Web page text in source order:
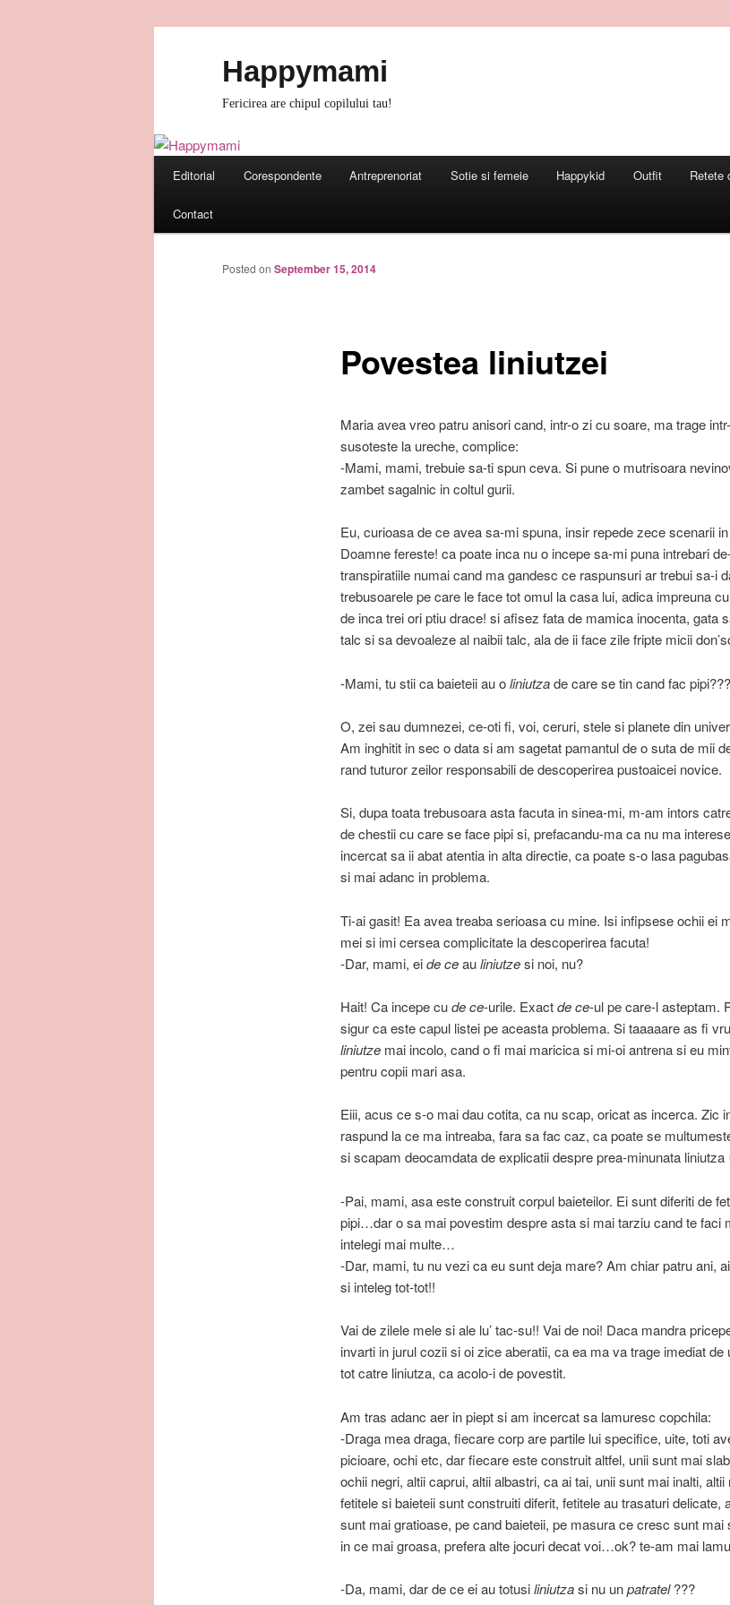
Happymami
Fericirea are chipul copilului tau!
Editorial Corespondente Antreprenoriat Sotie si femeie Happykid Outfit Retete
Contact
Povestea liniutzei
Posted on September 15, 2014
Maria avea vreo patru anisori cand, intr-o zi cu soare, ma trage
susoteste la ureche, complice:
-Mami, mami, trebuie sa-ti spun ceva. Si pune o mutrisoara
zambet sagalnic in coltul gurii.
Eu, curioasa de ce avea sa-mi spuna, insir repede zece scenarii
Doamne fereste! ca poate inca nu o incepe sa-mi puna intrebari
transpiratiile numai cand ma gandesc ce raspunsuri ar trebui sa-i
trebusoarele pe care le face tot omul la casa lui, adica impreuna
de inca trei ori ptiu drace! si afisez fata de mamica inocenta, gata
talc si sa devoaleze al naibii talc, ala de ii face zile fripte micii
-Mami, tu stii ca baieteii au oliniutzade care se tin cand fac pipi???
O, zei sau dumnezei, ce-oti fi, voi, ceruri, stele si planete din
Am inghitit in sec o data si am sagetat pamantul de o suta de mii
rand tuturor zeilor responsabili de descoperirea pustoaicei novice.
Si, dupa toata trebusoara asta facuta in sinea-mi, m-am intors
de chestii cu care se face pipi si, prefacandu-ma ca nu ma
incercat sa ii abat atentia in alta directie, ca poate s-o lasa
si mai adanc in problema.
Ti-ai gasit! Ea avea treaba serioasa cu mine. Isi infipsese ochii ei
mei si imi cersea complicitate la descoperirea facuta!
-Dar, mami, eide ceauliniutzesi noi, nu?
Hait! Ca incepe cude ce-urile. Exactde ce-ul pe care-l asteptam.
sigur ca este capul listei pe aceasta problema. Si taaaaare as fi
liniutzemai incolo, cand o fi mai maricica si mi-oi antrena si eu
pentru copii mari asa.
Eiii, acus ce s-o mai dau cotita, ca nu scap, oricat as incerca. Zic
raspund la ce ma intreaba, fara sa fac caz, ca poate se
si scapam deocamdata de explicatii despre prea-minunata liniutza
-Pai, mami, asa este construit corpul baieteilor. Ei sunt diferiti de
pipi…dar o sa mai povestim despre asta si mai tarziu cand te faci
intelegi mai multe…
-Dar, mami, tu nu vezi ca eu sunt deja mare? Am chiar patru ani,
si inteleg tot-tot!!
Vai de zilele mele si ale lu’ tac-su!! Vai de noi! Daca mandra
invarti in jurul cozii si oi zice aberatii, ca ea ma va trage imediat
tot catre liniutza, ca acolo-i de povestit.
Am tras adanc aer in piept si am incercat sa lamuresc copchila:
-Draga mea draga, fiecare corp are partile lui specifice, uite, toti
picioare, ochi etc, dar fiecare este construit altfel, unii sunt mai
ochii negri, altii caprui, altii albastri, ca ai tai, unii sunt mai inalti,
fetitele si baieteii sunt construiti diferit, fetitele au trasaturi delicate,
sunt mai gratioase, pe cand baieteii, pe masura ce cresc sunt mai
in ce mai groasa, prefera alte jocuri decat voi…ok? te-am mai
-Da, mami, dar de ce ei au totusiliniutzasi nu unpatratel???